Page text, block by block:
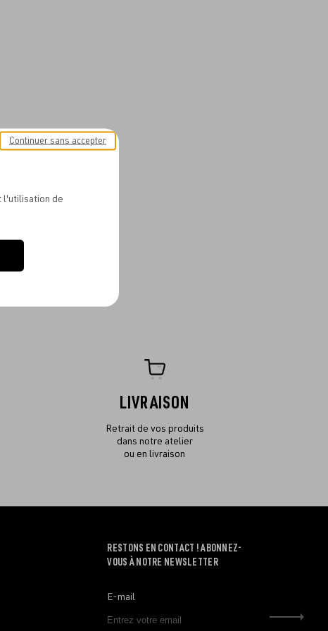
LIVRAISON
Retrait de vos produits
dans notre atelier
ou en livraison
RESTONS EN CONTACT ! ABONNEZ-
VOUS À NOTRE NEWSLETTER
E-mail
l'utilisation de
Continuer sans accepter